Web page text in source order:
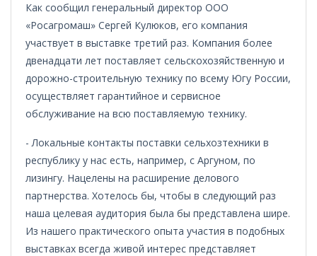
Как сообщил генеральный директор ООО
«Росагромаш» Сергей Кулюков, его компания
участвует в выставке третий раз. Компания более
двенадцати лет поставляет сельскохозяйственную и
дорожно-строительную технику по всему Югу России,
осуществляет гарантийное и сервисное
обслуживание на всю поставляемую технику.
- Локальные контакты поставки сельхозтехники в
республику у нас есть, например, с Аргуном, по
лизингу. Нацелены на расширение делового
партнерства. Хотелось бы, чтобы в следующий раз
наша целевая аудитория была бы представлена шире.
Из нашего практического опыта участия в подобных
выставках всегда живой интерес представляет